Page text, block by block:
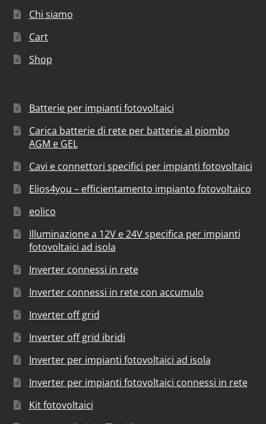
Chi siamo
Cart
Shop
Batterie per impianti fotovoltaici
Carica batterie di rete per batterie al piombo
AGM e GEL
Cavi e connettori specifici per impianti fotovoltaici
Elios4you – efficientamento impianto fotovoltaico
eolico
Illuminazione a 12V e 24V specifica per impianti
fotovoltaici ad isola
Inverter connessi in rete
Inverter connessi in rete con accumulo
Inverter off grid
Inverter off grid ibridi
Inverter per impianti fotovoltaici ad isola
Inverter per impianti fotovoltaici connessi in rete
Kit fotovoltaici